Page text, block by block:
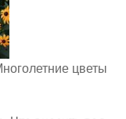
цветы